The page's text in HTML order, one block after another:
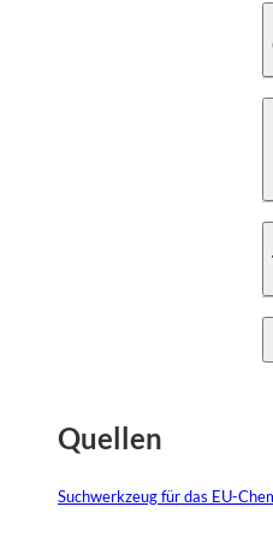
Quellen
Suchwerkzeug für das EU-